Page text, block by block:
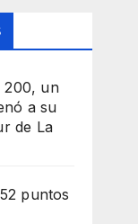
200, un
a su
de La
puntos